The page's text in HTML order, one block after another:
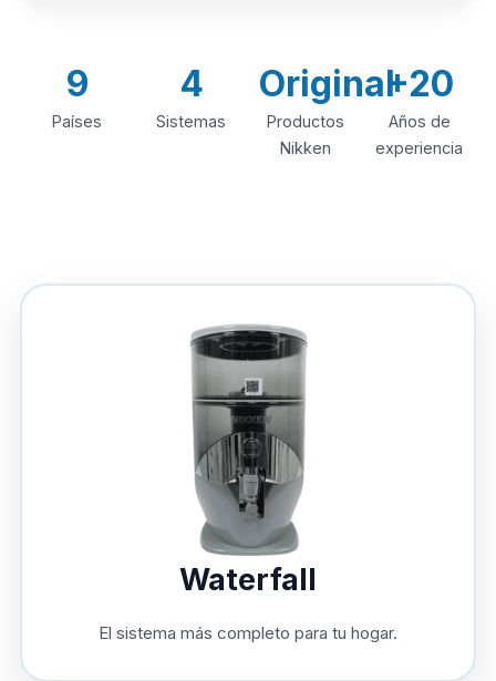
9
Países
4
Sistemas
Original
Productos
Nikken
+20
Años de
experiencia
Waterfall
El sistema más completo para tu hogar.